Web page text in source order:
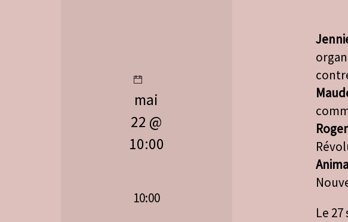
Le
mai
22 @
10:00
10:00